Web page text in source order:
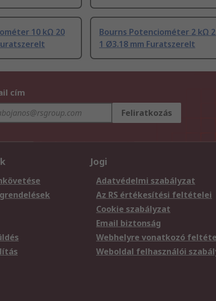
10 kΩ 20
Bourns Potenciométer 2 kΩ
1 Ø3.18 mm Furatszerelt
cím
Feliratkozás
Jogi
Adatvédelmi szabályzat
Az RS értékesítési feltételei
Cookie szabályzat
Email biztonság
Webhelyre vonatkozó
Weboldal felhasználói